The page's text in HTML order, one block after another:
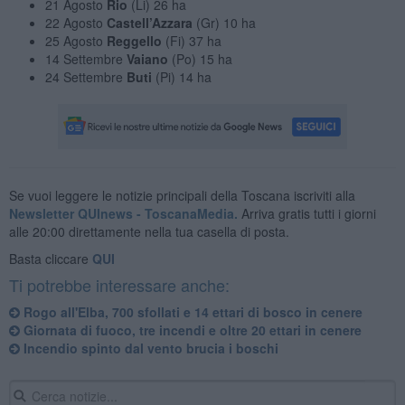
21 Agosto Rio (Li) 26 ha
22 Agosto Castell’Azzara (Gr) 10 ha
25 Agosto Reggello (Fi) 37 ha
14 Settembre Vaiano (Po) 15 ha
24 Settembre Buti (Pi) 14 ha
Se vuoi leggere le notizie principali della Toscana iscriviti alla
Newsletter QUInews - ToscanaMedia. Arriva gratis tutti i giorni
alle 20:00 direttamente nella tua casella di posta.
Basta cliccare QUI
Ti potrebbe interessare anche:
Rogo all'Elba, 700 sfollati e 14 ettari di bosco in cenere
Giornata di fuoco, tre incendi e oltre 20 ettari in cenere
Incendio spinto dal vento brucia i boschi